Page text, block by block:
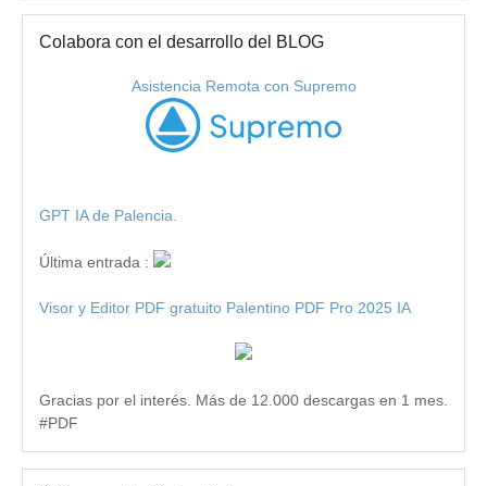
Colabora con el desarrollo del BLOG
Asistencia Remota con Supremo
GPT IA de Palencia.
Última entrada :
Visor y Editor PDF gratuito Palentino PDF Pro 2025 IA
Gracias por el interés. Más de 12.000 descargas en 1 mes.
#PDF